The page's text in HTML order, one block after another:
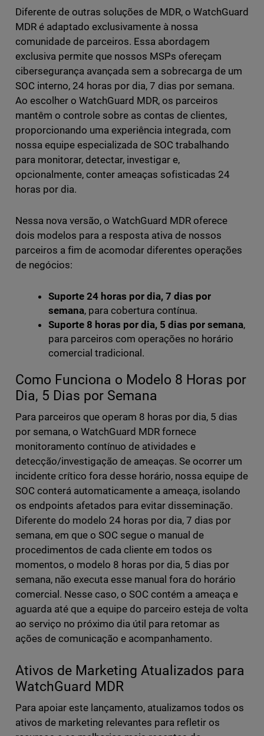
Diferente de outras soluções de MDR, o WatchGuard
MDR é adaptado exclusivamente à nossa
comunidade de parceiros. Essa abordagem
exclusiva permite que nossos MSPs ofereçam
cibersegurança avançada sem a sobrecarga de um
SOC interno, 24 horas por dia, 7 dias por semana.
Ao escolher o WatchGuard MDR, os parceiros
mantêm o controle sobre as contas de clientes,
proporcionando uma experiência integrada, com
nossa equipe especializada de SOC trabalhando
para monitorar, detectar, investigar e,
opcionalmente, conter ameaças sofisticadas 24
horas por dia.
Nessa nova versão, o WatchGuard MDR oferece
dois modelos para a resposta ativa de nossos
parceiros a fim de acomodar diferentes operações
de negócios:
Suporte 24 horas por dia, 7 dias por
semana, para cobertura contínua.
Suporte 8 horas por dia, 5 dias por semana,
para parceiros com operações no horário
comercial tradicional.
Como Funciona o Modelo 8 Horas por
Dia, 5 Dias por Semana
Para parceiros que operam 8 horas por dia, 5 dias
por semana, o WatchGuard MDR fornece
monitoramento contínuo de atividades e
detecção/investigação de ameaças. Se ocorrer um
incidente crítico fora desse horário, nossa equipe de
SOC conterá automaticamente a ameaça, isolando
os endpoints afetados para evitar disseminação.
Diferente do modelo 24 horas por dia, 7 dias por
semana, em que o SOC segue o manual de
procedimentos de cada cliente em todos os
momentos, o modelo 8 horas por dia, 5 dias por
semana, não executa esse manual fora do horário
comercial. Nesse caso, o SOC contém a ameaça e
aguarda até que a equipe do parceiro esteja de volta
ao serviço no próximo dia útil para retomar as
ações de comunicação e acompanhamento.
Ativos de Marketing Atualizados para
WatchGuard MDR
Para apoiar este lançamento, atualizamos todos os
ativos de marketing relevantes para refletir os